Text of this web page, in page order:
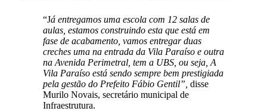
“Já entregamos uma escola com 12 salas de
aulas, estamos construindo esta que está em
fase de acabamento, vamos entregar duas
creches uma na entrada da Vila Paraíso e outra
na Avenida Perimetral, tem a UBS, ou seja, A
Vila Paraíso está sendo sempre bem prestigiada
pela gestão do Prefeito Fábio Gentil”, disse
Murilo Novais, secretário municipal de
Infraestrutura.